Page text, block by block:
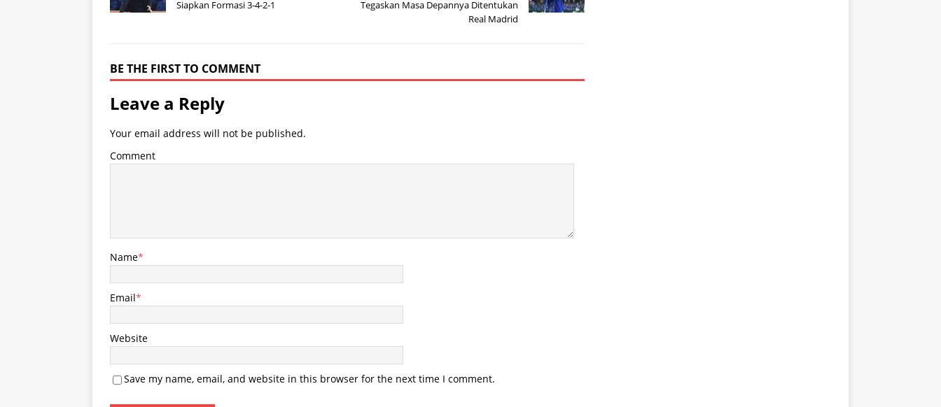
Siapkan Formasi 3-4-2-1
Tegaskan Masa Depannya Ditentukan
Real Madrid
BE THE FIRST TO COMMENT
Leave a Reply
Your email address will not be published.
Comment
Name*
Email*
Website
Save my name, email, and website in this browser for the next time I comment.